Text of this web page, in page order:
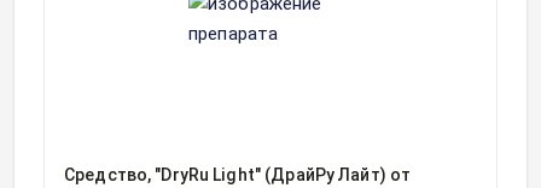
Средство, "DryRu Light" (ДрайРу Лайт) от